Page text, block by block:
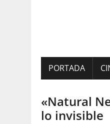
PORTADA
«Natural
lo invisible